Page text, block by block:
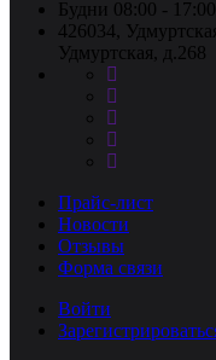
Будни 08:00 -
426034,
Удмуртская, д.268
Прайс-лист
Новости
Отзывы
Форма связи
Войти